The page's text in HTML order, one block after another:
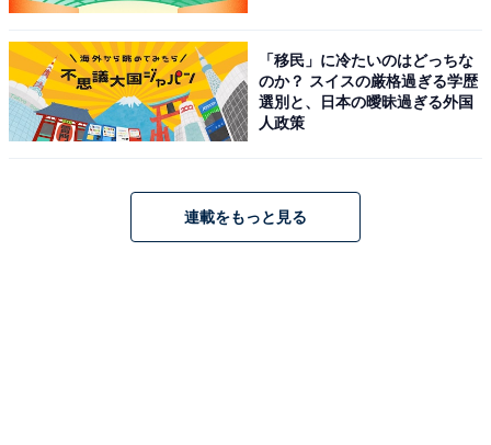
「移民」に冷たいのはどっちな
のか？ スイスの厳格過ぎる学歴
選別と、日本の曖昧過ぎる外国
人政策
連載をもっと見る